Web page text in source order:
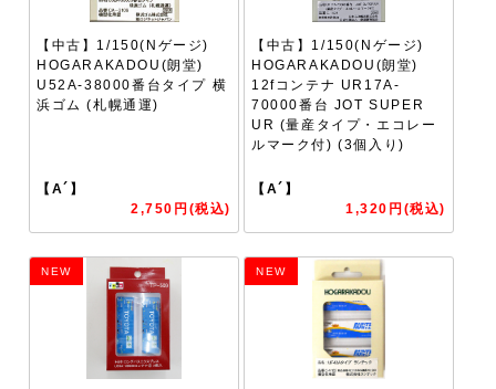
【中古】1/150(Nゲージ)
HOGARAKADOU(朗堂)
U52A-38000番台タイプ 横
浜ゴム (札幌通運)
【A´】
2,750円(税込)
【中古】1/150(Nゲージ)
HOGARAKADOU(朗堂)
12fコンテナ UR17A-
70000番台 JOT SUPER
UR (量産タイプ・エコレー
ルマーク付) (3個入り)
【A´】
1,320円(税込)
NEW NEW